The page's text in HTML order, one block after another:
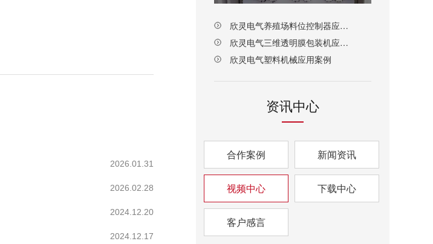
2026.01.31
2026.02.28
2024.12.20
2024.12.17
欣灵电气养殖场料位控制器应用案例
欣灵电气三维透明膜包装机应用案例
欣灵电气塑料机械应用案例
资讯中心
合作案例 新闻资讯
视频中心 下载中心
客户感言